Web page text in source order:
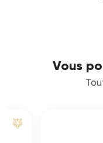
Vous